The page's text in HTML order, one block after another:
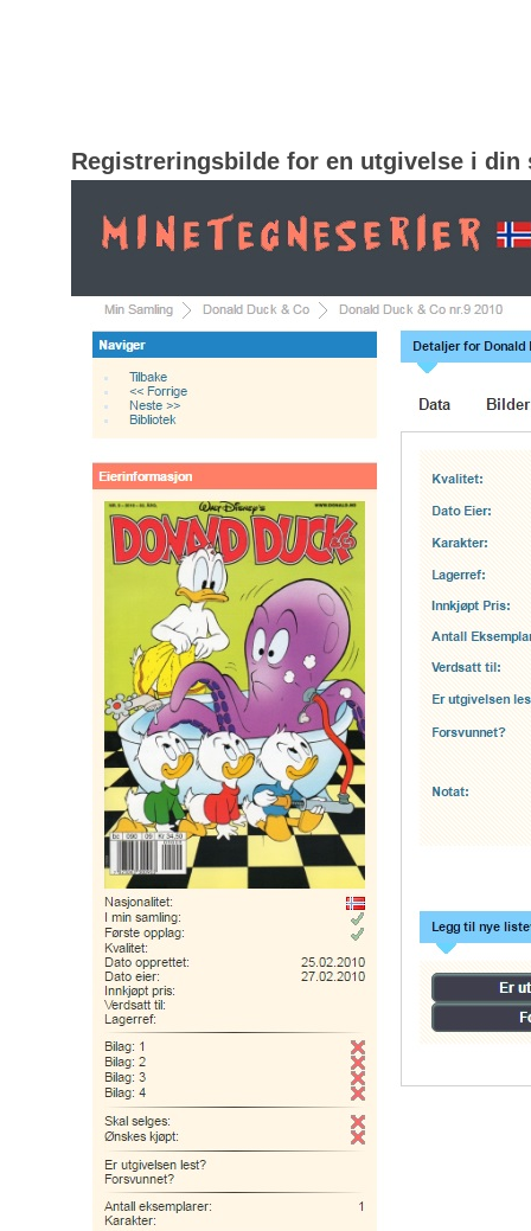
Registreringsbilde for en utgivelse i din